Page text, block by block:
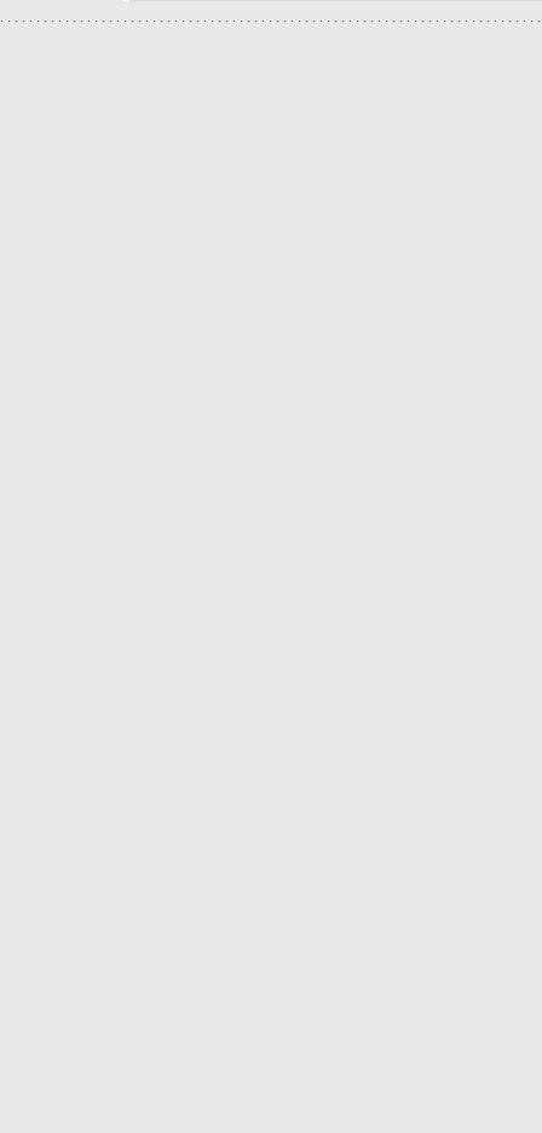
. . . . . . . . . . . . . . . . . . . . . . . . . . . . . . . . . . . . . . . . . . . . . . . . . . . . . . . . . . . . . . . . . . . . . . . . . . .